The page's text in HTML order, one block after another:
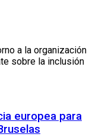
a la organización
sobre la inclusión
europea para